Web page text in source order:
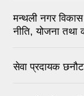
मन्थली नगर
नीति, योजना
सेवा प्रदायक